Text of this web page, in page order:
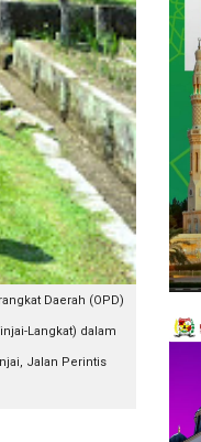
Daerah (OPD)
Langkat) dalam
Jalan Perintis